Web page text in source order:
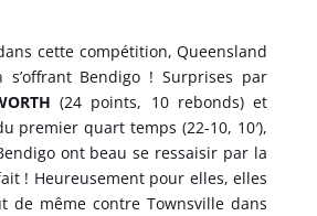
cette compétition, Queensland
Bendigo ! Surprises par
(24 points, 10 rebonds) et
premier quart temps (22-10, 10′),
ont beau se ressaisir par la
! Heureusement pour elles, elles
de même contre Townsville dans